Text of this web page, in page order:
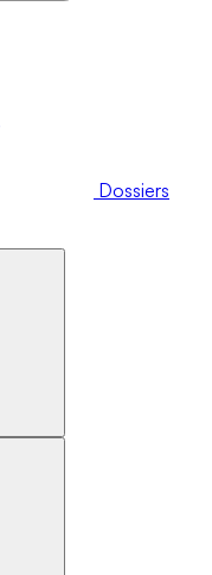
Dossiers